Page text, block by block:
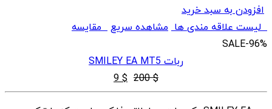
افزودن به سبد خرید
لیست علاقه مندی ها مشاهده سریعمقایسه
SALE-96%
ربات SMILEY EA MT5
$
200
قیمت
اصلی
$
9 قیمت
فعلی